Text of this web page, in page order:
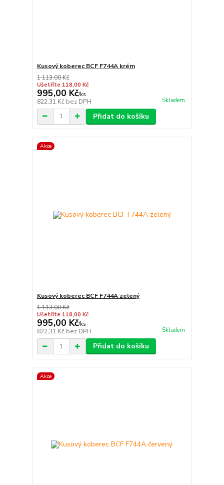
Kusový koberec BCF F744A krém
1 113,00 Kč
Ušetříte 118,00 Kč
995,00 Kč/ks
822,31 Kč bez DPH Skladem
Přidat do košíku
Akce
Kusový koberec BCF F744A zelený
1 113,00 Kč
Ušetříte 118,00 Kč
995,00 Kč/ks
822,31 Kč bez DPH Skladem
Přidat do košíku
Akce